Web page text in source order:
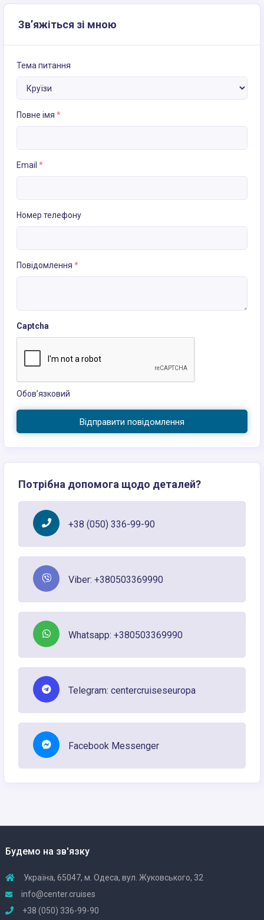
Зв’яжіться зі мною
Тема питання
Повне імя *
Email *
Номер телефону
Повідомлення *
Captcha
Обов’язковий
Відправити повідомлення
Потрібна допомога щодо деталей?
+38 (050) 336-99-90
Viber: +380503369990
Whatsapp: +380503369990
Telegram: centercruiseseuropa
Facebook Messenger
Будемо на зв'язку
Україна, 65047, м. Одеса, вул. Жуковського, 32
info@center.cruises
+38 (050) 336-99-90